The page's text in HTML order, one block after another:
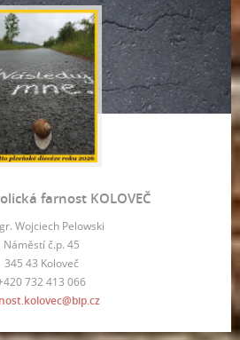
farnost KOLOVEČ
Wojciech Pelowski
Náměstí č.p. 45
345 43 Koloveč
732 413 066